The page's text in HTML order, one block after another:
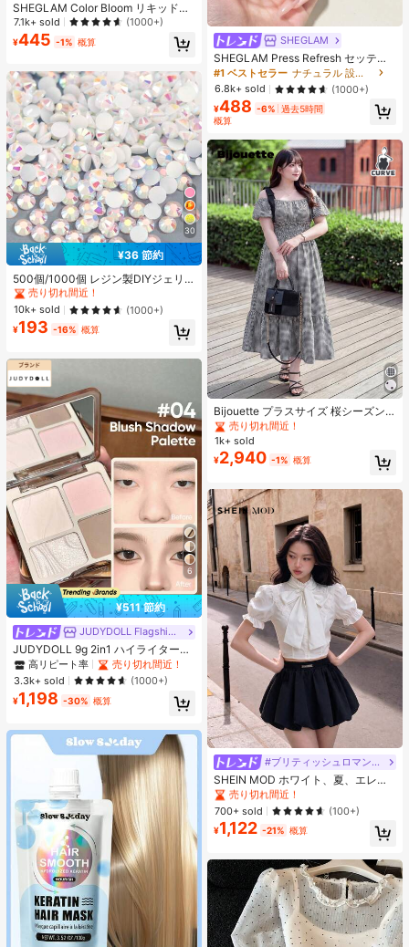
SHEGLAM Color Bloom リキッドチ
ークマット仕上げ-Love Cake チー
ク 女性と女の子のためのブランドビ
ューティーコスメメイクアップ
7.1k+ sold (1000+)
¥445 -1% 概算
30
¥36 節約
500個/1000個 レジン製DIYジェリ
ーフラットバックラインストーン 小
さな丸型ラインストーン ミニ装飾ア
クセサリー スマホケース、カップ、
靴、ブーツ、衣類装飾、ハンドメイ
ドDIYアイドル応援ファン、ネーム
#3 ベストセラー
に ホーム＆リビング
売り切れ間近！
#3 ベストセラー
売り切れ間近！
#3 ベストセラー
売り切れ間近！
#3 ベストセラー
10k+ sold (1000+)
¥193 -16% 概算
6
¥511 節約
JUDYDOLL Flagship Store
JUDYDOLL 9g 2in1 ハイライター&
コントアーパレット、マット&シマ
ーブラッシュパレット、初心者、自
分用、ギフトにも最適、パーティ
ー、デート、結婚式などのあらゆる
高リピート率
売り切れ間近！
3.3k+ sold
(1000+)
¥1,198 -30% 概算
SHEGLAM
SHEGLAM Press Refresh セッティ
ングスプレー 女性と女の子のための
ブランドビューティーコスメメイク
アップ
#1 ベストセラー
ナチュラル 設定スプレー
6.8k+ sold
(1000+)
¥488 -6% 過去5時間
概算
Bijouette プラスサイズ 桜シーズン
終了限定版 ブラック&ホワイト ノー
スリーブ タイダイドレス バルーンス
リーブ ハイウエスト 絞り入り Aライ
ンスカート
#1 ベストセラー
に Aライン プラスサイズのドレス
売り切れ間近！
#1 ベストセラー
売り切れ間近！
#1 ベストセラー
売り切れ間近！
#1 ベストセラー
1k+ sold
¥2,940 -1% 概算
#ブリティッシュロマンチック
SHEIN MOD ホワイト、夏、エレガ
ント、結婚式ゲスト女性用3Dリボン
ランタンスリーブフリルヴィンテー
ジコートブラウス、プリンセスパフ
スリーブトップス パーティー、プロ
#10 ベストセラー
短い 女性用ブラウス
売り切れ間近！
#10 ベストセラー
売り切れ間近！
#10 ベストセラー
売り切れ間近！
#10 ベストセラー
700+ sold (100+)
¥1,122 -21% 概算